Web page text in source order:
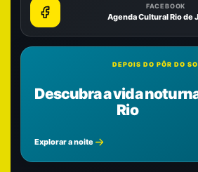
FACEBOOK
Agenda Cultural Rio de
DEPOIS DO PÔR DO
Descubra a vida
Rio
Explorar a noite